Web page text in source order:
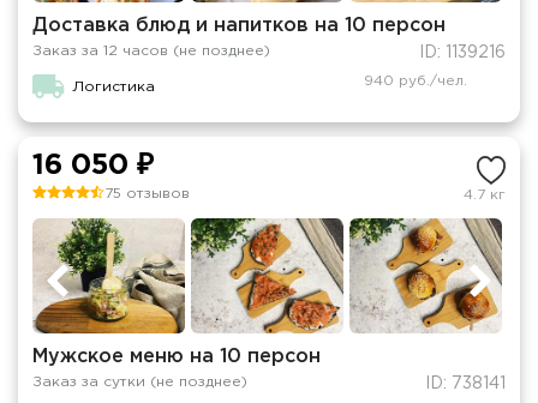
Доставка блюд и напитков на 10 персон
Заказ за 12 часов (не позднее) ID: 1139216
Логистика 940 руб./чел.
16 050 ₽
75 отзывов 4.7 кг
Мужское меню на 10 персон
Заказ за сутки (не позднее) ID: 738141